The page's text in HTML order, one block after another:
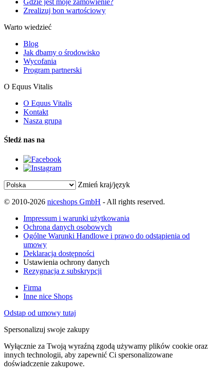
Gdzie jest moje zamówienie?
Zrealizuj bon wartościowy
Warto wiedzieć
Blog
Jak dbamy o środowisko
Wycofania
Program partnerski
O Equus Vitalis
O Equus Vitalis
Kontakt
Nasza grupa
Śledź nas na
Zmień kraj/język
© 2010-2026 niceshops GmbH - All rights reserved.
Impressum i warunki użytkowania
Ochrona danych osobowych
Ogólne Warunki Handlowe i prawo do odstąpienia od
umowy
Deklaracja dostępności
Ustawienia ochrony danych
Rezygnacja z subskrypcji
Firma
Inne nice Shops
Odstąp od umowy tutaj
Spersonalizuj swoje zakupy
Wyłącznie za Twoją wyraźną zgodą używamy plików cookie oraz
innych technologii, aby zapewnić Ci spersonalizowane
doświadczenie zakupowe.